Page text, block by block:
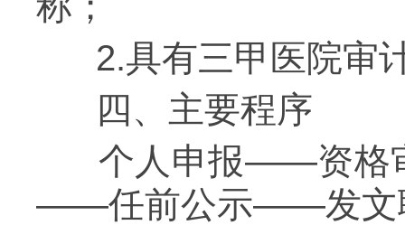
2.具有三甲医院审
四、主要程序
个人申报——资格
——任前公示——发文